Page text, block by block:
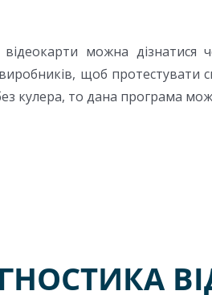
відеокарти можна
щоб протестувати
кулера, то дана програма